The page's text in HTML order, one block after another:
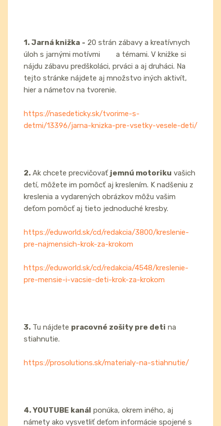
1. Jarná knižka - 20 strán zábavy a kreatívnych
úloh s jarnými motívmi a témami. V knižke si
nájdu zábavu predškoláci, prváci a aj druháci. Na
tejto stránke nájdete aj množstvo iných aktivít,
hier a námetov na tvorenie.
https://nasedeticky.sk/tvorime-s-
detmi/13396/jarna-knizka-pre-vsetky-vesele-deti/
2. Ak chcete precvičovať jemnú motoriku vašich
detí, môžete im pomôcť aj kreslením. K nadšeniu z
kreslenia a vydarených obrázkov môžu vašim
deťom pomôcť aj tieto jednoduché kresby.
https://eduworld.sk/cd/redakcia/3800/kreslenie-
pre-najmensich-krok-za-krokom
https://eduworld.sk/cd/redakcia/4548/kreslenie-
pre-mensie-i-vacsie-deti-krok-za-krokom
3. Tu nájdete pracovné zošity pre deti na
stiahnutie.
https://prosolutions.sk/materialy-na-stiahnutie/
4. YOUTUBE kanál ponúka, okrem iného, aj
námety ako vysvetliť deťom informácie spojené s